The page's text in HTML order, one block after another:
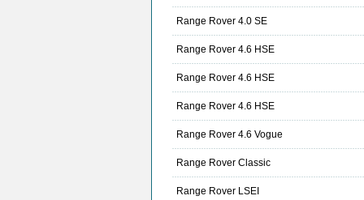
Range Rover 4.0 SE
Range Rover 4.6 HSE
Range Rover 4.6 HSE
Range Rover 4.6 HSE
Range Rover 4.6 Vogue
Range Rover Classic
Range Rover LSEI